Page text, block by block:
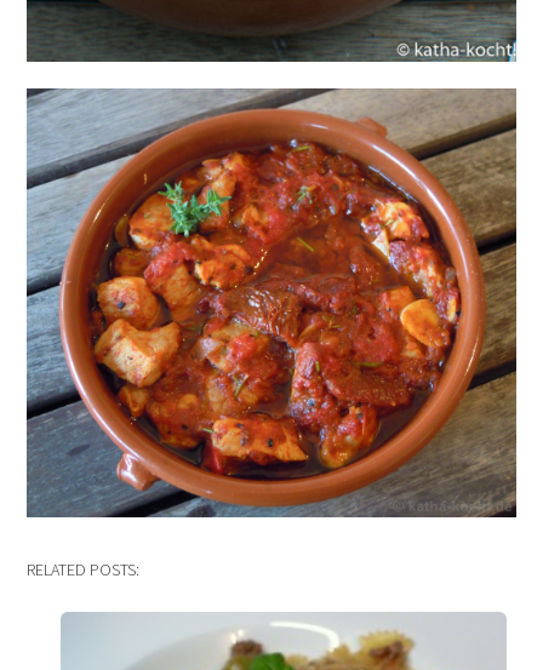
RELATED POSTS: